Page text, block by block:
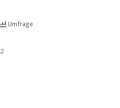
Umfrage